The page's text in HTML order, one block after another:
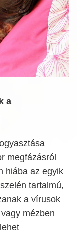
a
megfázásról
hiába az egyik
tartalmú,
a vírusok
mézben